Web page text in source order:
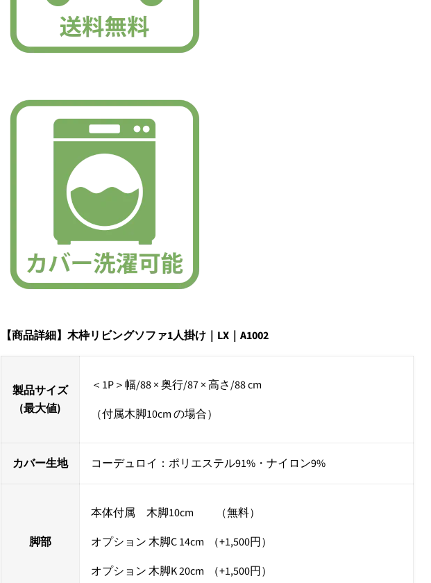
【商品詳細】木枠リビングソファ1人掛け｜LX｜A1002
製品サイズ
(最大値)
＜1P＞幅/88 × 奥行/87 × 高さ/88 cm
（付属木脚10cm の場合）
カバー生地 コーデュロイ：ポリエステル91%・ナイロン9%
脚部
本体付属 木脚10cm （無料）
オプション 木脚C 14cm （+1,500円）
オプション 木脚K 20cm （+1,500円）